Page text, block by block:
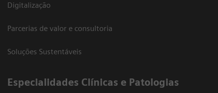
Digitalização
Parcerias de valor e consultoria
Soluções Sustentáveis
​Especialidades Clínicas e Patologias